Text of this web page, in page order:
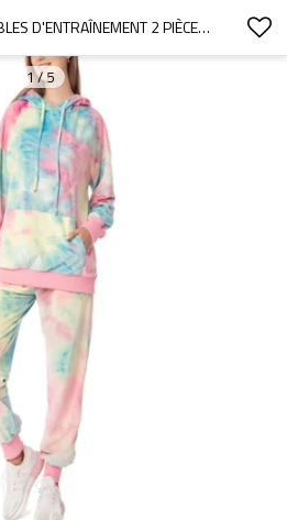
NOUVEAUX ENSEMBLES D'ENTRAÎNEMENT 2 PIÈCES HOT TIE DYE VÊTEMENTS PRIVÉS
1/5